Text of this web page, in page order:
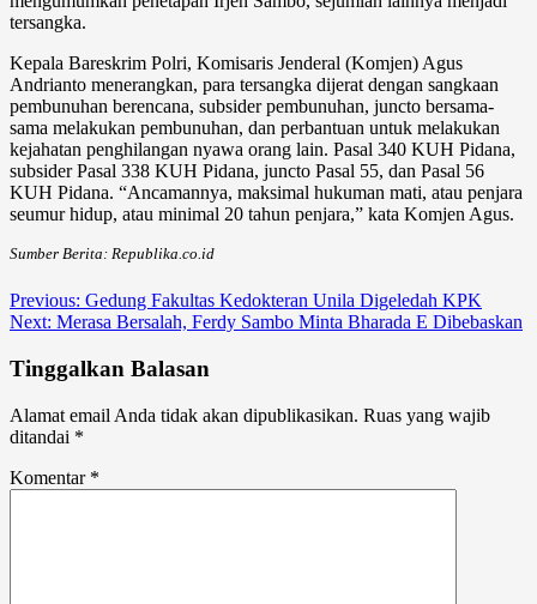
tersangka.
Kepala Bareskrim Polri, Komisaris Jenderal (Komjen) Agus
Andrianto menerangkan, para tersangka dijerat dengan sangkaan
pembunuhan berencana, subsider pembunuhan, juncto bersama-
sama melakukan pembunuhan, dan perbantuan untuk melakukan
kejahatan penghilangan nyawa orang lain. Pasal 340 KUH Pidana,
subsider Pasal 338 KUH Pidana, juncto Pasal 55, dan Pasal 56
KUH Pidana. “Ancamannya, maksimal hukuman mati, atau penjara
seumur hidup, atau minimal 20 tahun penjara,” kata Komjen Agus.
Sumber Berita: Republika.co.id
Previous: Gedung Fakultas Kedokteran Unila Digeledah KPK
Next: Merasa Bersalah, Ferdy Sambo Minta Bharada E Dibebaskan
Tinggalkan Balasan
Alamat email Anda tidak akan dipublikasikan. Ruas yang wajib
ditandai *
Komentar *